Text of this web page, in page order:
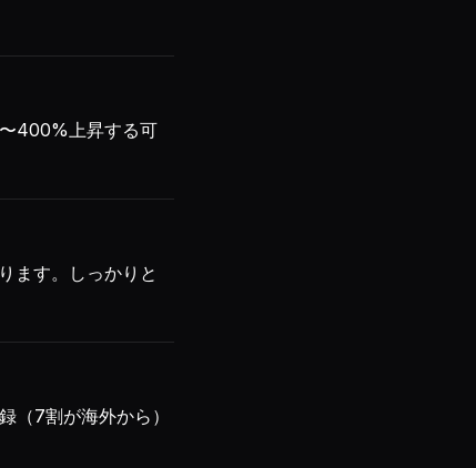
400%上昇する可
ます。しっかりと
（7割が海外から）